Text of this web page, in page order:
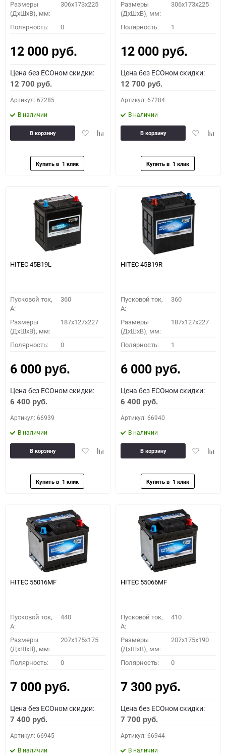
Размеры
(ДхШхВ), мм:
306x173x225
Полярность: 0
12 000 руб.
Цена без ECOном скидки:
12 700 руб.
Артикул: 67285
В наличии
ДобавитьДобавить
В корзину
Размеры
(ДхШхВ), мм:
306x173x225
Полярность: 1
12 000 руб.
Цена без ECOном скидки:
12 700 руб.
Артикул: 67284
В наличии
Добавить
В корзину
HITEC 45B19L
Пусковой ток,
A:
360
Размеры
(ДхШхВ), мм:
187x127x227
Полярность: 0
6 000 руб.
Цена без ECOном скидки:
6 400 руб.
Артикул: 66939
В наличии
ДобавитьДобавить
В корзину
HITEC 45B19R
Пусковой ток,
A:
360
Размеры
(ДхШхВ), мм:
187x127x227
Полярность: 1
6 000 руб.
Цена без ECOном скидки:
6 400 руб.
Артикул: 66940
В наличии
Добавить
В корзину
HITEC 55016MF
Пусковой ток,
A:
440
Размеры
(ДхШхВ), мм:
207x175x175
Полярность: 0
7 000 руб.
Цена без ECOном скидки:
7 400 руб.
Артикул: 66945
В наличии
HITEC 55066MF
Пусковой ток,
A:
410
Размеры
(ДхШхВ), мм:
207x175x190
Полярность: 0
7 300 руб.
Цена без ECOном скидки:
7 700 руб.
Артикул: 66944
В наличии